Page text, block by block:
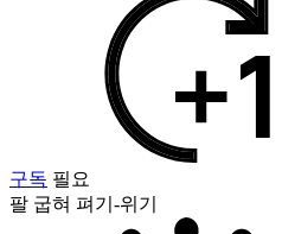
구독 필요
팔 굽혀 펴기-위기